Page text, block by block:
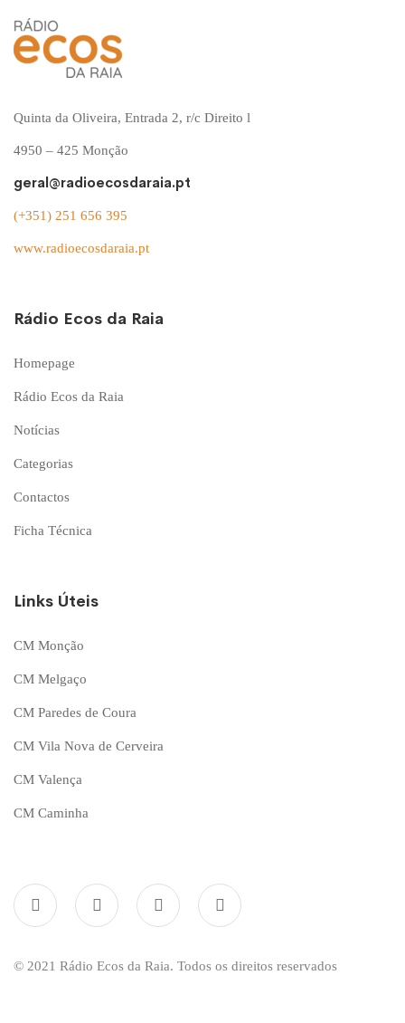
Quinta da Oliveira, Entrada 2, r/c Direito l
4950 – 425 Monção
geral@radioecosdaraia.pt
(+351) 251 656 395
www.radioecosdaraia.pt
Rádio Ecos da Raia
Homepage
Rádio Ecos da Raia
Notícias
Categorias
Contactos
Ficha Técnica
Links Úteis
CM Monção
CM Melgaço
CM Paredes de Coura
CM Vila Nova de Cerveira
CM Valença
CM Caminha
© 2021 Rádio Ecos da Raia. Todos os direitos reservados